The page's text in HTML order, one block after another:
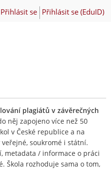
Přihlásit se Přihlásit se (EduID)
plagiátů v závěrečných
něj zapojeno více než 50
v České republice a na
soukromé i státní.
metadata / informace o práci
Škola rozhoduje sama o tom,